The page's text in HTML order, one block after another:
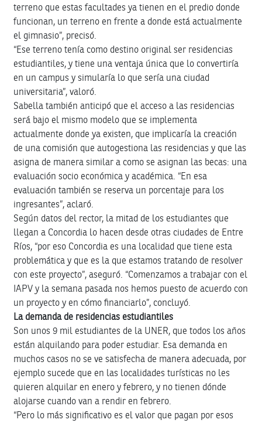
terreno que estas facultades ya tienen en el predio donde
funcionan, un terreno en frente a donde está actualmente
el gimnasio”, precisó.
“Ese terreno tenía como destino original ser residencias
estudiantiles, y tiene una ventaja única que lo convertiría
en un campus y simularía lo que sería una ciudad
universitaria”, valoró.
Sabella también anticipó que el acceso a las residencias
será bajo el mismo modelo que se implementa
actualmente donde ya existen, que implicaría la creación
de una comisión que autogestiona las residencias y que las
asigna de manera similar a como se asignan las becas: una
evaluación socio económica y académica. “En esa
evaluación también se reserva un porcentaje para los
ingresantes”, aclaró.
Según datos del rector, la mitad de los estudiantes que
llegan a Concordia lo hacen desde otras ciudades de Entre
Ríos, “por eso Concordia es una localidad que tiene esta
problemática y que es la que estamos tratando de resolver
con este proyecto”, aseguró. “Comenzamos a trabajar con el
IAPV y la semana pasada nos hemos puesto de acuerdo con
un proyecto y en cómo financiarlo”, concluyó.
La demanda de residencias estudiantiles
Son unos 9 mil estudiantes de la UNER, que todos los años
están alquilando para poder estudiar. Esa demanda en
muchos casos no se ve satisfecha de manera adecuada, por
ejemplo sucede que en las localidades turísticas no les
quieren alquilar en enero y febrero, y no tienen dónde
alojarse cuando van a rendir en febrero.
“Pero lo más significativo es el valor que pagan por esos